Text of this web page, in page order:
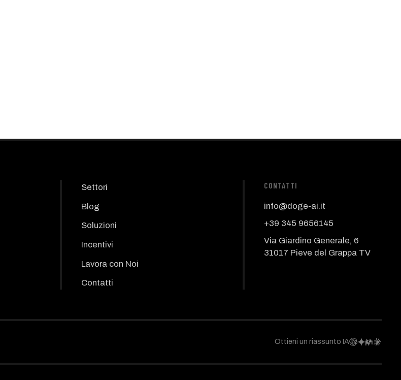
Settori
Blog
Soluzioni
Incentivi
Lavora con Noi
Contatti
CONTATTI
info@doge-ai.it
+39 345 9656145
Via Giardino Generale, 6
31017 Pieve del Grappa TV
Ottieni un riassunto IA